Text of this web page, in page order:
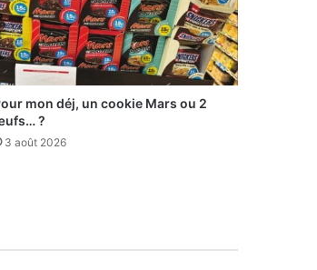
mon déj, un cookie Mars ou 2
?
3 août 2026